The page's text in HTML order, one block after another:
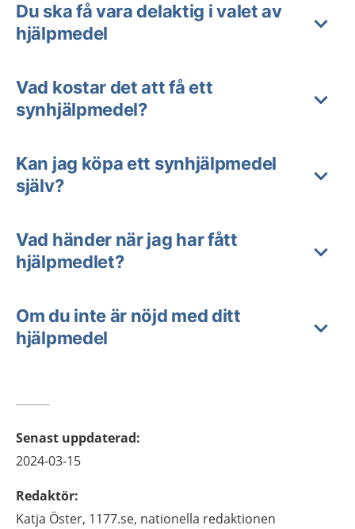
Du ska få vara delaktig i valet av
hjälpmedel
Vad kostar det att få ett
synhjälpmedel?
Kan jag köpa ett synhjälpmedel
själv?
Vad händer när jag har fått
hjälpmedlet?
Om du inte är nöjd med ditt
hjälpmedel
Senast uppdaterad:
2024-03-15
Redaktör:
Katja Öster, 1177.se, nationella redaktionen